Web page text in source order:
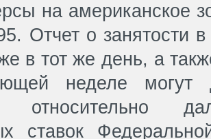
на американское
Отчет о занятости
в тот же день, а
неделе могут
относительно
ставок